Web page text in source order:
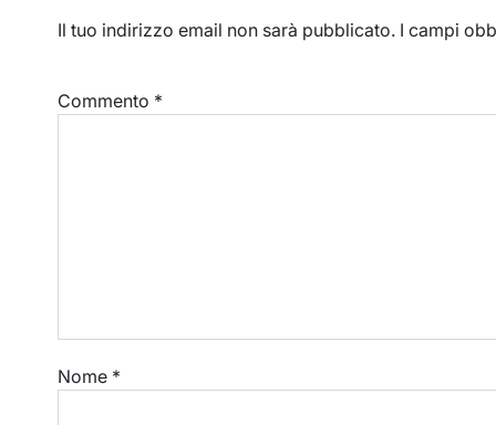
Il tuo indirizzo email non sarà pubblicato. I campi
Commento *
Nome *